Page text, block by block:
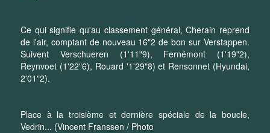
Ce qui signifie qu'au classement général, Cherain reprend
de l'air, comptant de nouveau 16"2 de bon sur Verstappen.
Suivent Verschueren (1'11"9), Fernémont (1'19"2),
Reynvoet (1'22"6), Rouard '1'29"8) et Rensonnet (Hyundai,
2'01"2).
Place à la troisième et dernière spéciale de la boucle,
Vedrin... (Vincent Franssen / Photo